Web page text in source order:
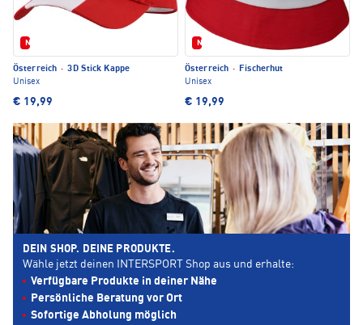
Neu
Österreich · 3D Stick Kappe
Unisex
€ 19,99
Neu
Österreich ·
Fischerhut
Unisex
€ 19,99
DEIN SHOP. DEINE PRODUKTE.
Wähle jetzt deinen INTERSPORT Shop aus und erhalte:
Verfügbare Produkte in deiner Nähe
Persönliche Beratung vor Ort
Sofortige Abholung möglich